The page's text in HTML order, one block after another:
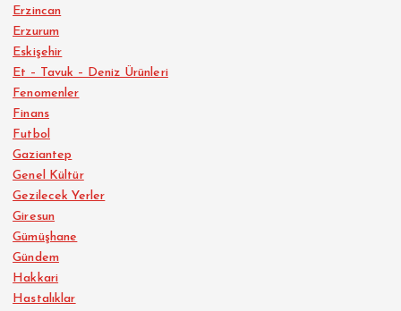
Erzincan
Erzurum
Eskişehir
Et – Tavuk – Deniz Ürünleri
Fenomenler
Finans
Futbol
Gaziantep
Genel Kültür
Gezilecek Yerler
Giresun
Gümüşhane
Gündem
Hakkari
Hastalıklar